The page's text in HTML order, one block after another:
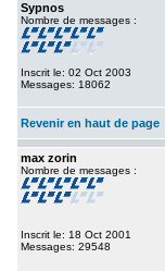
Sypnos
Nombre de messages :
Inscrit le: 02 Oct 2003
Messages: 18062
Revenir en haut de page
max zorin
Nombre de messages :
Inscrit le: 18 Oct 2001
Messages: 29548